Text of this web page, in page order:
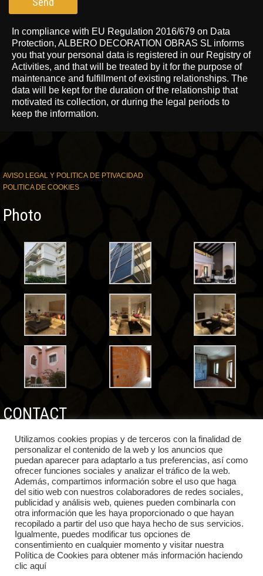
In compliance with EU Regulation 2016/679 on Data
Protection, ALBERO DECORATION OBRAS SL informs
you that your personal data is registered in our Registry of
Activities, and that will be treated by it for the purpose of
maintenance and fulfillment of existing relationships. The
data will be kept for the duration of the relationship that
motivated its collection, or during the legal periods to
keep the information.
AVISO LEGAL Y POLITICA DE PTIVACIDAD
POLITICA DE COOKIES
Photo
CONTACT
OFICINAS Y ALMACEN
C/ Julio Romero de Torres 27B
29670 San Pedro Alcántara (Málaga)
TELEFONOS: 951899637-658995517
EMAIL: info@alberodecoracion.com
Home
Utilizamos cookies propias y de terceros con la finalidad de
personalizar el contenido de la web y los anuncios que
puedan aparecer para adaptarlo a tus preferencias, así como
ofrecer funciones sociales y analizar el tráfico de la web.
Además, compartimos información sobre el uso que haga
del sitio web con nuestros colaboradores de redes sociales,
publicidad y análisis web, quienes pueden combinarla con
otra información que les haya proporcionado o que hayan
recopilado a partir del uso que haya hecho de sus servicios.
Igualmente, puedes modificar tus opciones de
consentimiento en cualquier momento y visitar nuestra
Política de Cookies para obtener más información haciendo
clic aquí